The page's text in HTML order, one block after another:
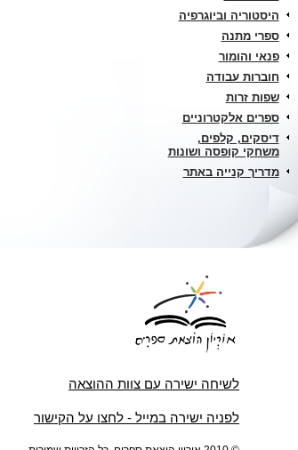
היסטוריה וביוגרפיה
ספרי מתנה
פנאי והומור
חוברות עבודה
שפות זרות
ספרים אלקטרוניים
דיסקים, קלפים,
משחקי קופסה ושונות
מדריך קנייה באתר
לשיחה ישירה עם צוות ההוצאה
לפניה ישירה במייל - לחצו על הקישור